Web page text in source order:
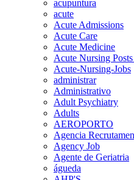
acupuntura
acute
Acute Admissions
Acute Care
Acute Medicine
Acute Nursing
Acute-Nursing-Jobs
administrar
Administrativo
Adult Psychiatry
Adults
AEROPORTO
Agencia
Agency Job
Agente de Geriatria
águeda